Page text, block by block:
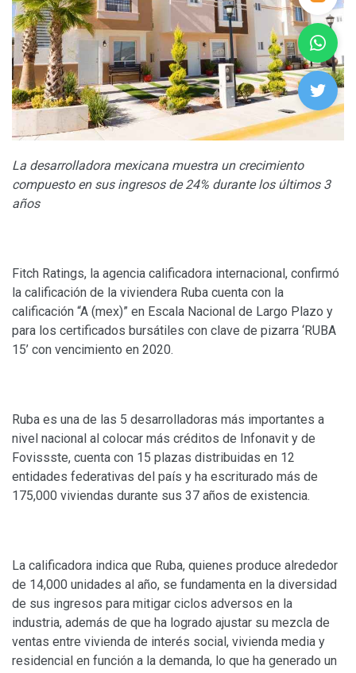
La desarrolladora mexicana muestra un crecimiento
compuesto en sus ingresos de 24% durante los últimos 3
años
Fitch Ratings, la agencia calificadora internacional, confirmó
la calificación de la viviendera Ruba cuenta con la
calificación “A (mex)” en Escala Nacional de Largo Plazo y
para los certificados bursátiles con clave de pizarra ‘RUBA
15’ con vencimiento en 2020.
Ruba es una de las 5 desarrolladoras más importantes a
nivel nacional al colocar más créditos de Infonavit y de
Fovissste, cuenta con 15 plazas distribuidas en 12
entidades federativas del país y ha escriturado más de
175,000 viviendas durante sus 37 años de existencia.
La calificadora indica que Ruba, quienes produce alrededor
de 14,000 unidades al año, se fundamenta en la diversidad
de sus ingresos para mitigar ciclos adversos en la
industria, además de que ha logrado ajustar su mezcla de
ventas entre vivienda de interés social, vivienda media y
residencial en función a la demanda, lo que ha generado un